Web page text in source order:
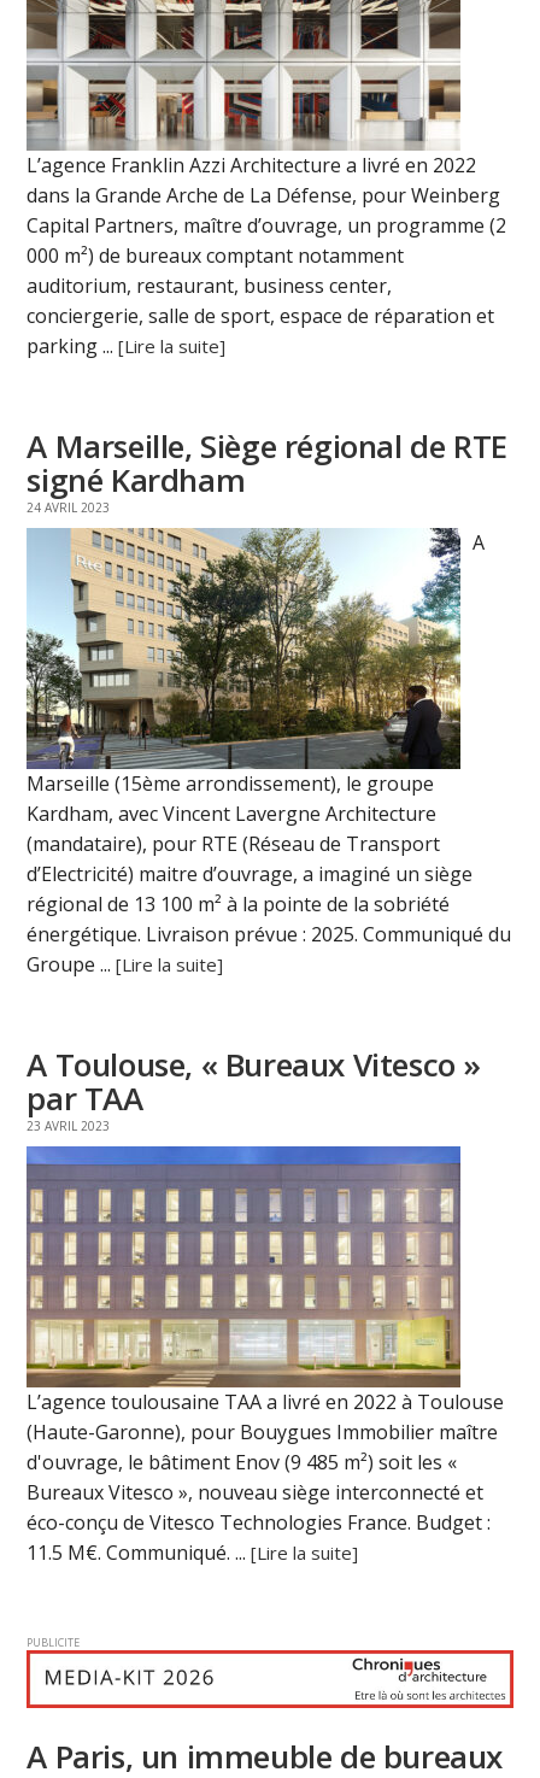
L’agence Franklin Azzi Architecture a livré en 2022
dans la Grande Arche de La Défense, pour Weinberg
Capital Partners, maître d’ouvrage, un programme (2
000 m²) de bureaux comptant notamment
auditorium, restaurant, business center,
conciergerie, salle de sport, espace de réparation et
parking ...[Lire la suite]
A Marseille, Siège régional de RTE
signé Kardham
24 AVRIL 2023
A
Marseille (15ème arrondissement), le groupe
Kardham, avec Vincent Lavergne Architecture
(mandataire), pour RTE (Réseau de Transport
d’Electricité) maitre d’ouvrage, a imaginé un siège
régional de 13 100 m² à la pointe de la sobriété
énergétique. Livraison prévue : 2025. Communiqué du
Groupe ...[Lire la suite]
A Toulouse, « Bureaux Vitesco »
par TAA
23 AVRIL 2023
L’agence toulousaine TAA a livré en 2022 à Toulouse
(Haute-Garonne), pour Bouygues Immobilier maître
d'ouvrage, le bâtiment Enov (9 485 m²) soit les «
Bureaux Vitesco », nouveau siège interconnecté et
éco-conçu de Vitesco Technologies France. Budget :
11.5 M€. Communiqué. ...[Lire la suite]
PUBLICITE
A Paris, un immeuble de bureaux